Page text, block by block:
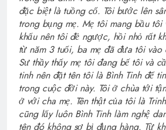
đặc biệt là tuồng cổ. Tôi bước lên
trong bụng mẹ. Mẹ tôi mang bầu tôi
khấu nên tôi đẻ ngược, hồi nhỏ rất
từ năm 3 tuổi, ba mẹ đã đưa tôi vào
Sư thầy thấy mẹ tôi đang bế tôi và
tinh nên đặt tên tôi là Bình Tinh để
trong cuộc đời này. Tôi ở chùa tới
ở với cha mẹ. Tên thật của tôi là
cũng lấy luôn Bình Tinh làm nghệ
tên đó không sợ bị đụng hàng. Từ